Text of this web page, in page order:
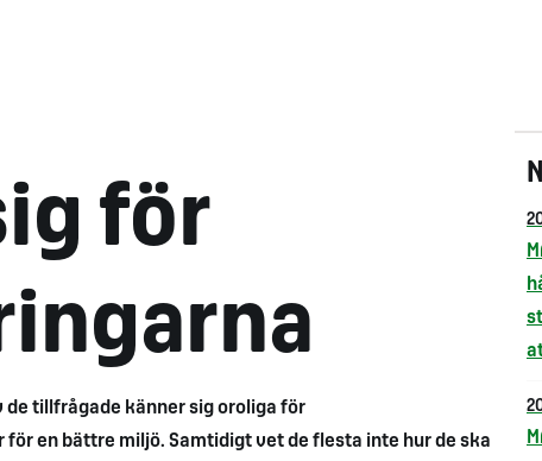
för
de tillfrågade känner sig oroliga för
en bättre miljö. Samtidigt vet de flesta inte hur de ska